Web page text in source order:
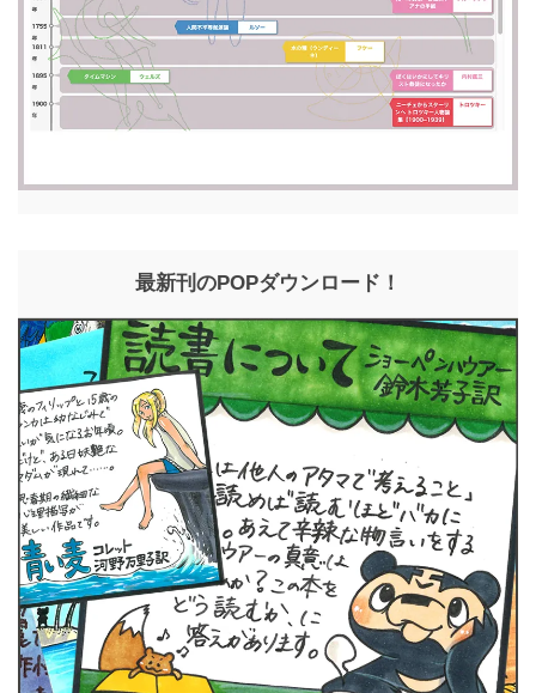
最新刊のPOPダウンロード！